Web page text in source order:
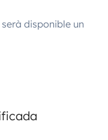
disponible un